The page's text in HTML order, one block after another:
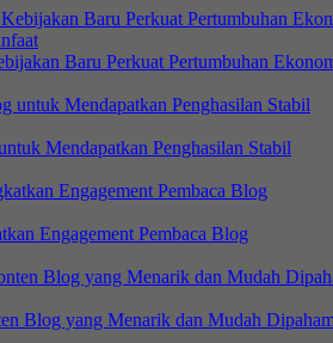
Baru Perkuat Pertumbuhan
Mendapatkan Penghasilan Stabil
Engagement Pembaca Blog
Blog yang Menarik dan Mudah